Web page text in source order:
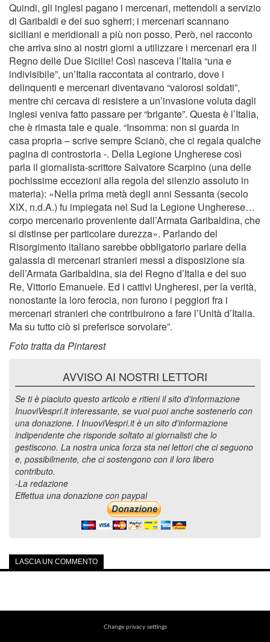
Quindi, gli inglesi pagano i mercenari, mettendoli a servizio
di Garibaldi e dei suo sgherri; i mercenari scannano
siciliani e meridionali a più non posso. Però, nel racconto
che arriva sino ai nostri giorni a utilizzare i mercenari era il
Regno delle Due Sicilie! Così nasceva l’Italia “una e
indivisibile”, un’Italia raccontata al contrario, dove i
delinquenti e mercenari diventavano “valorosi soldati”,
mentre chi cercava di resistere a un’invasione voluta dagli
inglesi veniva fatto passare per “brigante”. Questa è l’Italia,
che è rimasta tale e quale. “Insomma: non si guarda in
casa propria – scrive sempre Scianò, che ci regala qualche
pagina di controstoria -. Della Legione Ungherese così
parla il giornalista-scrittore Salvatore Scarpino (una delle
pochissime eccezioni alla regola del silenzio assoluto in
materia): «Nella prima metà degli anni Sessanta (secolo
XIX, n.d.A.) fu impiegata nel Sud la Legione Ungherese…
corpo mercenario proveniente dall’Armata Garibaldina, che
si distinse per particolare durezza». Parlando del
Risorgimento italiano sarebbe obbligatorio parlare della
galassia di mercenari stranieri messi a disposizione sia
dell’Armata Garibaldina, sia del Regno d’Italia e del suo
Re, Vittorio Emanuele. Ed i cattivi Ungheresi, per la verità,
nonostante la loro ferocia, non furono i peggiori fra i
mercenari stranieri che contribuirono a fare l’Unità d’Italia.
Ma su tutto ciò si preferisce sorvolare”.
Foto tratta da Pintarest
AVVISO AI NOSTRI LETTORI
Se ti è piaciuto questo articolo e ritieni il sito d'informazione
InuoviVespri.it interessante, se vuoi puoi anche sostenerlo con
una donazione. I InuoviVespri.it è un sito d'informazione
indipendente che risponde soltato ai giornalisti che lo
gestiscono. La nostra unica forza sta nei lettori che ci seguono
e, possibilmente, che ci sostengono con il loro libero
contributo.
-La redazione
Effettua una donazione con paypal
LASCIA UN COMMENTO
Change privacy settings